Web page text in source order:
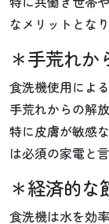
なメリットとなり
＊手荒れか
食洗機使用によ
手荒れからの解放
特に皮膚が敏感
は必須の家電と
＊経済的な
食洗機は水を効